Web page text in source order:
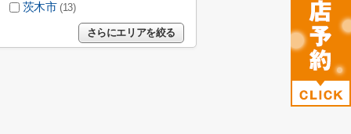
茨木市 (13)
さらにエリアを絞る